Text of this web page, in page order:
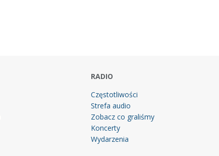
RADIO
Częstotliwości
Strefa audio
Zobacz co graliśmy
Koncerty
Wydarzenia